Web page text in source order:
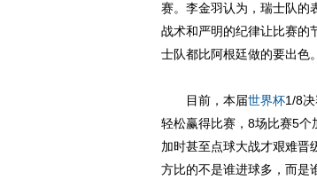
赛。李金羽认为，瑞士队的
战术和严明的纪律让比赛的
士队都比阿根廷做的要出色
目前，本届世界杯1/8
轻松赢得比赛，8场比赛5个
加时甚至点球大战才艰难晋
方比的不是谁进球多，而是